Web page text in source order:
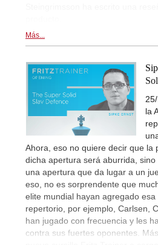
Más...
la
Ahora, eso no quiere decir que la
dicha apertura será aburrida,
una apertura que da lugar a un
eso, no es sorprendente que
elite mundial hayan agregado
repertorio, por ejemplo, Carlsen,
han jugado con frecuencia y les
contra sus fuertes oponentes.